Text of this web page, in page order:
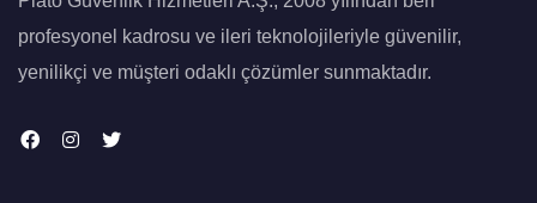
profesyonel kadrosu ve ileri teknolojileriyle güvenilir,
yenilikçi ve müşteri odaklı çözümler sunmaktadır.